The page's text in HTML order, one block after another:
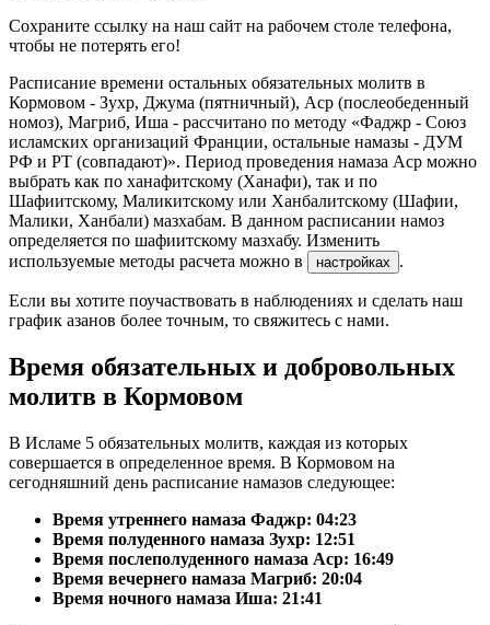
Сохраните ссылку на наш сайт на рабочем столе телефона,
чтобы не потерять его!
Расписание времени остальных обязательных молитв в
Кормовом - Зухр, Джума (пятничный), Аср (послеобеденный
номоз), Магриб, Иша - рассчитано по методу «Фаджр - Союз
исламских организаций Франции, остальные намазы - ДУМ
РФ и РТ (совпадают)». Период проведения намаза Аср можно
выбрать как по ханафитскому (Ханафи), так и по
Шафиитскому, Маликитскому или Ханбалитскому (Шафии,
Малики, Ханбали) мазхабам. В данном расписании намоз
определяется по шафиитскому мазхабу. Изменить
используемые методы расчета можно в
настройках .
Если вы хотите поучаствовать в наблюдениях и сделать наш
график азанов более точным, то свяжитесь с нами.
Время обязательных и добровольных
молитв в Кормовом
В Исламе 5 обязательных молитв, каждая из которых
совершается в определенное время. В Кормовом на
сегодняшний день расписание намазов следующее:
Время утреннего намаза Фаджр: 04:23
Время полуденного намаза Зухр: 12:51
Время послеполуденного намаза Аср: 16:49
Время вечернего намаза Магриб: 20:04
Время ночного намаза Иша: 21:41